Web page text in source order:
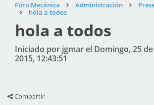
Foro Mecánica Administración
hola a todos
hola a todos
Iniciado por jgmar el Domingo, 25
2015, 12:43:51
Compartir